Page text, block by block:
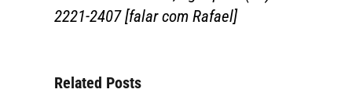
2221-2407 [falar com Rafael]
Related Posts